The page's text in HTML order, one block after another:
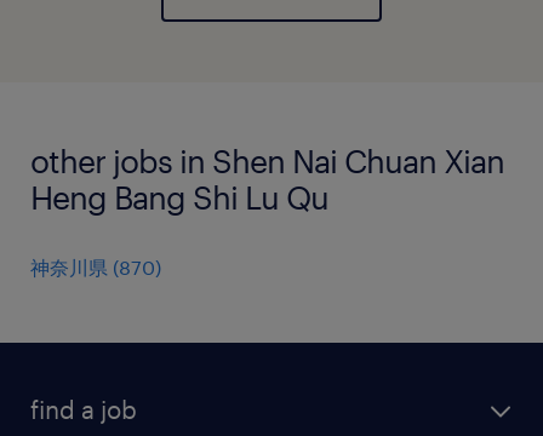
other jobs in Shen Nai Chuan Xian
Heng Bang Shi Lu Qu
神奈川県 (870)
find a job